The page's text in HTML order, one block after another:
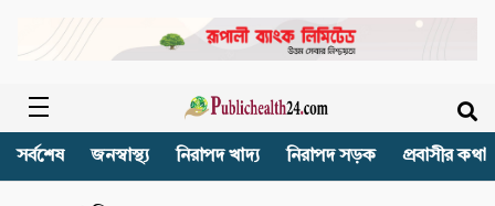
সর্বশেষ জনস্বাস্থ্য নিরাপদ খাদ্য নিরাপদ সড়ক প্রবাসীর কথা